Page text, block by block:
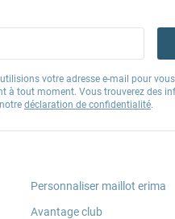
votre adresse e-mail pour
à tout moment. Vous trouverez des
déclaration de confidentialité.
Personnaliser maillot erima
Avantage club